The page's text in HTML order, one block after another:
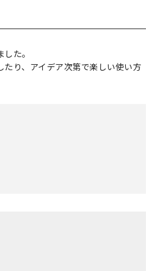
た。
り、アイデア次第で楽しい使い方